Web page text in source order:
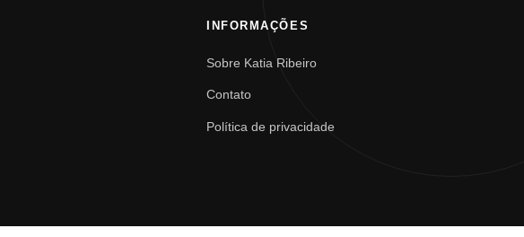
INFORMAÇÕES
Sobre Katia Ribeiro
Contato
Política de privacidade